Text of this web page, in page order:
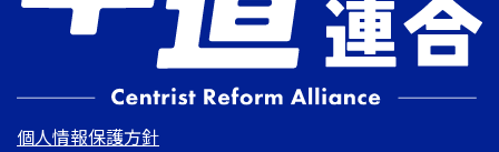
個人情報保護方針